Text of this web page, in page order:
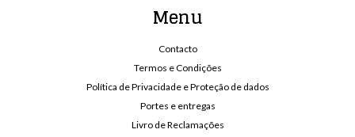
Menu
Contacto
Termos e Condições
Política de Privacidade e Proteção de dados
Portes e entregas
Livro de Reclamações